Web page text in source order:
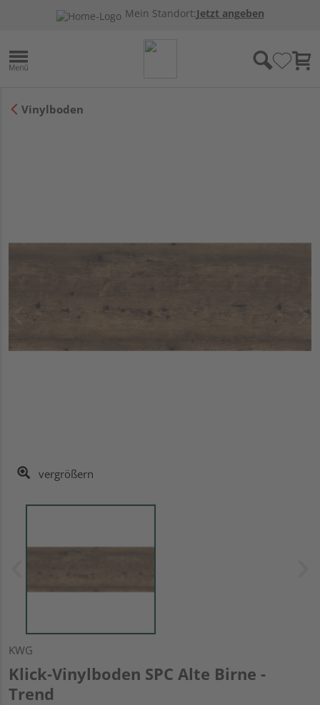
Mein Standort:Jetzt angeben
Vinylboden
vergrößern
KWG
Klick-Vinylboden SPC Alte Birne -
Trend